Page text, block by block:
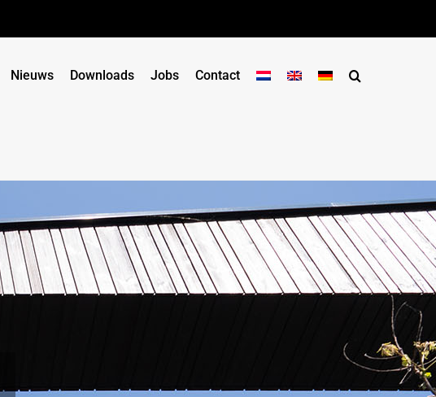
Nieuws Downloads Jobs Contact